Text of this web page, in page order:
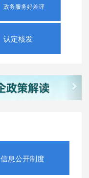
政务服务好差评
认定核发
Next
信息公开制度